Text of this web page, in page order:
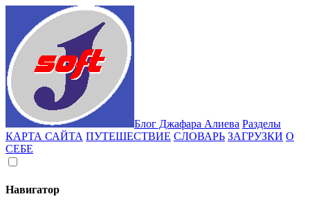
Блог Джафара Алиева Разделы
КАРТА САЙТА ПУТЕШЕСТВИЕ СЛОВАРЬ ЗАГРУЗКИ О
СЕБЕ
Навигатор